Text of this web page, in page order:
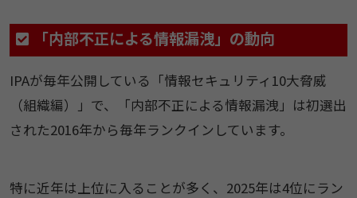
「内部不正による情報漏洩」の動向
IPAが毎年公開している「情報セキュリティ10大脅威
（組織編）」で、「内部不正による情報漏洩」は初選出
された2016年から毎年ランクインしています。
特に近年は上位に入ることが多く、2025年は4位にラン